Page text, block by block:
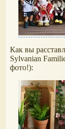
Как вы
Sylvanian
фото!):